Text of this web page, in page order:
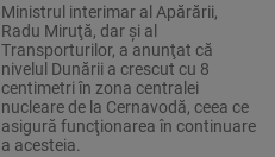
Ministrul interimar al Apărării,
Radu Miruţă, dar şi al
Transporturilor, a anunţat că
nivelul Dunării a crescut cu 8
centimetri în zona centralei
nucleare de la Cernavodă, ceea ce
asigură funcţionarea în continuare
a acesteia.